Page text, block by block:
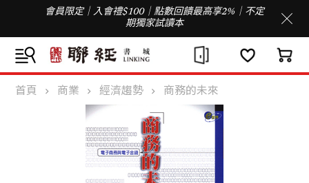
會員限定｜入會禮$100｜點數回饋最高享2%｜不定
期獨家試讀本
首頁 商業 經濟趨勢 商務的未來